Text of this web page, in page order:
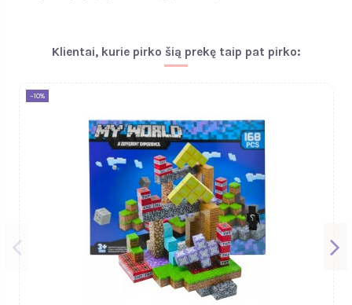
Klientai, kurie pirko šią prekę taip pat pirko:
−10%